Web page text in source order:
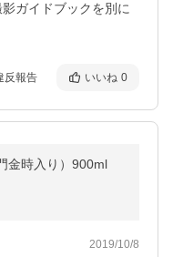
ガイドブックを別に
反報告 いいね 0
金時入り）900ml
2019/10/8